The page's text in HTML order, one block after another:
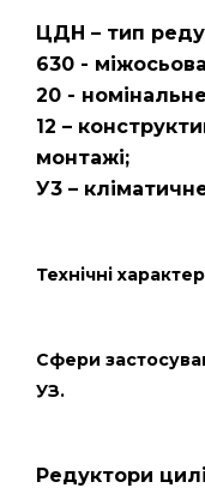
ЦДН – тип
630 -
20 -
12 –
монтажі;
У3 –
Технічні
Сфери
УЗ.
Редуктори